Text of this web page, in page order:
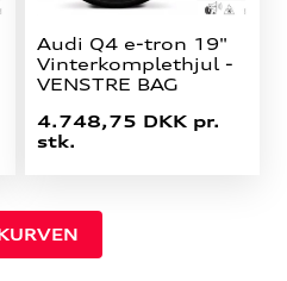
Audi Q4 e-tron 19"
Vinterkomplethjul -
VENSTRE BAG
4.748,75 DKK pr.
stk.